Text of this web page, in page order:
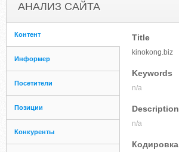
АНАЛИЗ САЙТА
Контент
Информер
Посетители
Позиции
Конкуренты
Title
kinokong.biz
Keywords
n/a
Description
n/a
Кодировка